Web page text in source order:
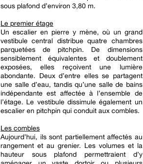
sous plafond d’environ 3,80 m.
Le premier étage
Un escalier en pierre y mène, où un grand
vestibule central distribue quatre chambres
parquetées de pitchpin. De dimensions
sensiblement équivalentes et doublement
exposées, elles reçoivent une lumière
abondante. Deux d’entre elles se partagent
une salle d’eau, tandis qu’une salle de bains
indépendante est affectée à l’ensemble de
l’étage. Le vestibule dissimule également un
escalier en pitchpin qui conduit aux combles.
Les combles
Aujourd’hui, ils sont partiellement affectés au
rangement et au grenier. Les volumes et la
hauteur sous plafond permettraient d’y